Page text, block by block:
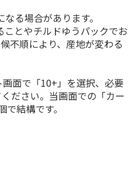
る場合があります。
とやチルドゆうパックでお
不順により、産地が変わる
面で「10+」を選択、必要
ださい。当画面での「カー
結構です。